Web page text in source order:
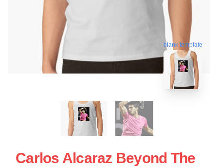
blank template
Carlos Alcaraz Beyond The